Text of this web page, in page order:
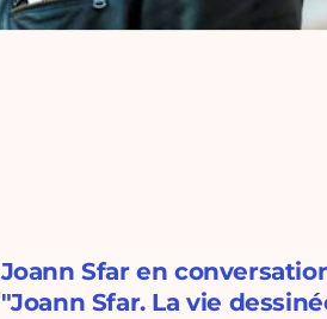
Joann Sfar en
"Joann Sfar. La vie